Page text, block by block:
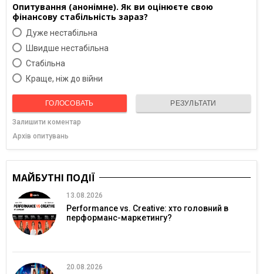
Опитування (анонімне). Як ви оцінюєте свою
фінансову стабільність зараз?
Дуже нестабільна
Швидше нестабільна
Cтабільна
Краще, ніж до війни
ГОЛОСОВАТЬ РЕЗУЛЬТАТИ
Залишити коментар
Архів опитувань
МАЙБУТНІ ПОДІЇ
13.08.2026
Performance vs. Creative: хто головний в
перформанс-маркетингу?
20.08.2026